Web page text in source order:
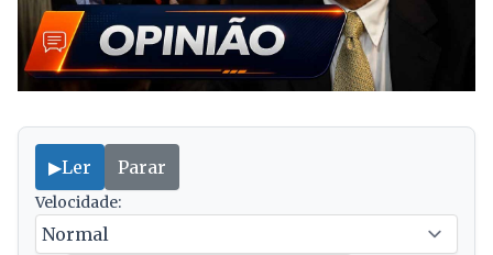
▶Ler Parar
Velocidade: